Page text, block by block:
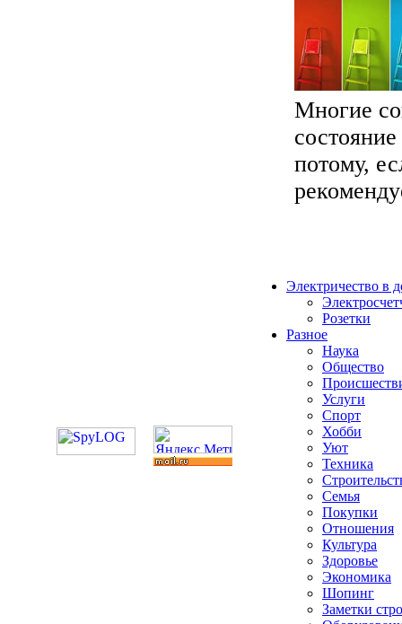
Многие
потому,
Электричество в
Розетки
Разное
Наука
Общество
Услуги
Спорт
Хобби
Уют
Техника
Семья
Покупки
Отношения
Культура
Здоровье
Экономика
Шопинг
Заметки